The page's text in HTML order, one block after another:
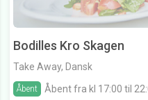
Bodilles Kro Skagen
Take Away, Dansk
Åbent
Åbent fra kl 17:00 til